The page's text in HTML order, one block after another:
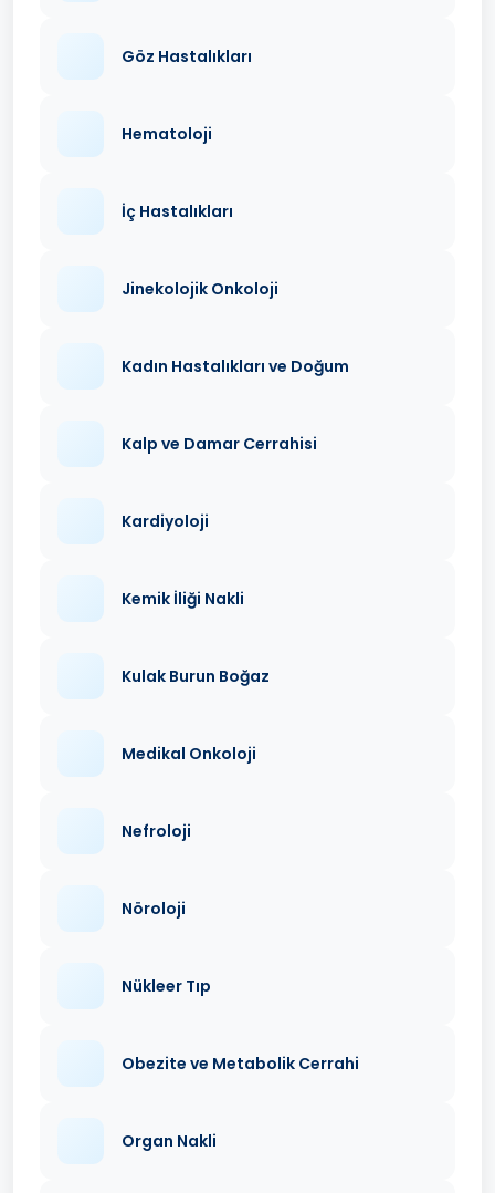
Göz Hastalıkları
Hematoloji
İç Hastalıkları
Jinekolojik Onkoloji
Kadın Hastalıkları ve Doğum
Kalp ve Damar Cerrahisi
Kardiyoloji
Kemik İliği Nakli
Kulak Burun Boğaz
Medikal Onkoloji
Nefroloji
Nöroloji
Nükleer Tıp
Obezite ve Metabolik Cerrahi
Organ Nakli